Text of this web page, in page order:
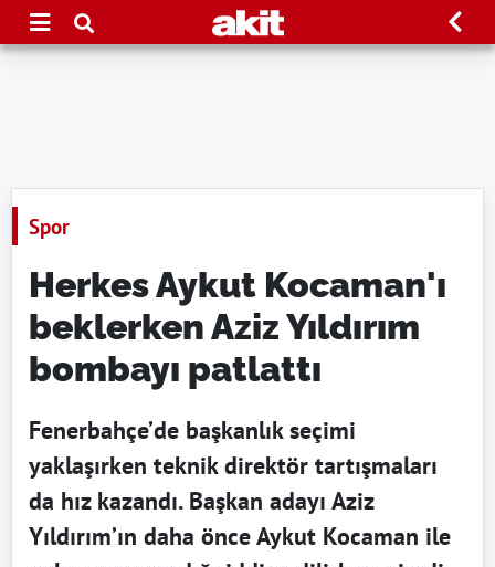
Spor
Herkes Aykut Kocaman'ı
beklerken Aziz Yıldırım
bombayı patlattı
Fenerbahçe’de başkanlık seçimi
yaklaşırken teknik direktör tartışmaları
da hız kazandı. Başkan adayı Aziz
Yıldırım’ın daha önce Aykut Kocaman ile